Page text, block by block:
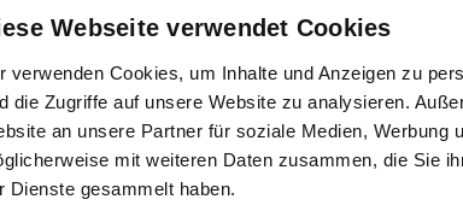
Webseite verwendet Cookies
verwenden Cookies, um Inhalte und Anzeigen zu
die Zugriffe auf unsere Website zu analysieren.
an unsere Partner für soziale Medien, Werbung
mit weiteren Daten zusammen, die Sie
Dienste gesammelt haben.
an Finanztransaktionen innerhalb des
Parteien mit einem sogenannten LEI
soll...